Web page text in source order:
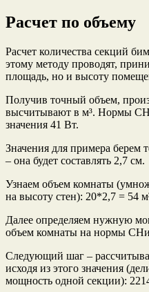
Расчет по объему
Расчет количества секций
этому методу проводят,
площадь, но и высоту
Получив точный объем,
высчитывают в м³. Нормы
значения 41 Вт.
Значения для примера берем
– она будет составлять 2,7 см.
Узнаем объем комнаты
на высоту стен): 20*2,7 = 54
Далее определяем нужную
объем комнаты на нормы
Следующий шаг –
исходя из этого значения
мощность одной секции):